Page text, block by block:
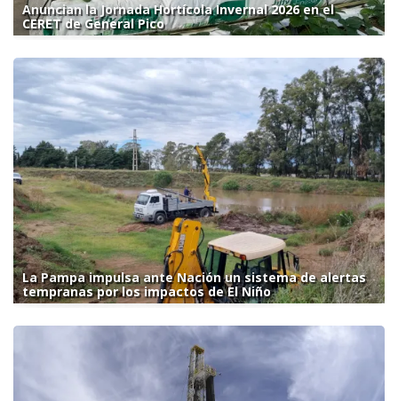
Anuncian la Jornada Hortícola Invernal 2026 en el
CERET de General Pico
La Pampa impulsa ante Nación un sistema de alertas
tempranas por los impactos de El Niño